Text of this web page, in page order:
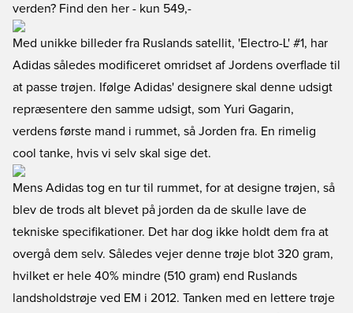
verden? Find den her - kun 549,-
Med unikke billeder fra Ruslands satellit, 'Electro-L' #1, har
Adidas således modificeret omridset af Jordens overflade til
at passe trøjen. Ifølge Adidas' designere skal denne udsigt
repræsentere den samme udsigt, som Yuri Gagarin,
verdens første mand i rummet, så Jorden fra. En rimelig
cool tanke, hvis vi selv skal sige det.
Mens Adidas tog en tur til rummet, for at designe trøjen, så
blev de trods alt blevet på jorden da de skulle lave de
tekniske specifikationer. Det har dog ikke holdt dem fra at
overgå dem selv. Således vejer denne trøje blot 320 gram,
hvilket er hele 40% mindre (510 gram) end Ruslands
landsholdstrøje ved EM i 2012. Tanken med en lettere trøje